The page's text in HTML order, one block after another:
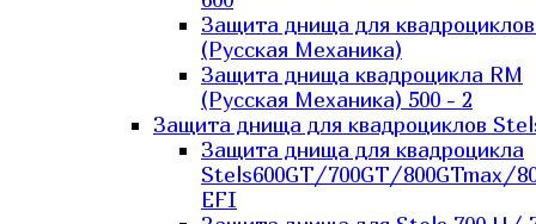
Защита днища для
(Русская Механика)
Защита днища квадроцикла RM
(Русская Механика) 500 - 2
Защита днища для квадроциклов
Защита днища для квадроцикла
Stels600GT/700GT/800GTmax/
EFI